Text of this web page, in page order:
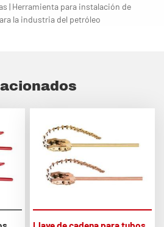
| Herramienta para instalación de
la industria del petróleo